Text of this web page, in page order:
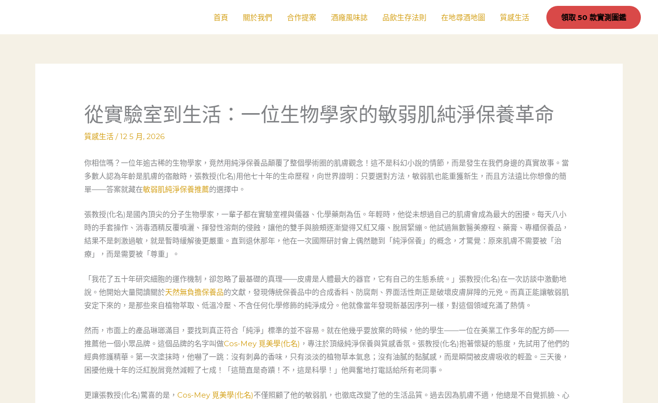
主
首頁 關於我們 合作提案 酒廠風味誌 品飲生存法則 在地尋酒地圖 質感生活 領取 50 款實測圖鑑
從實驗室到生活：一位生物學家的敏弱肌純淨保養革命
質感生活 /12 5 月, 2026
你相信嗎？一位年逾古稀的生物學家，竟然用純淨保養品顛覆了整個學術圈的肌膚觀念！這不是科幻小說的情節，而是發生在我們身邊的真實故事。當
多數人認為年齡是肌膚的宿敵時，張教授(化名)用他七十年的生命歷程，向世界證明：只要選對方法，敏弱肌也能重獲新生，而且方法遠比你想像的簡
單——答案就藏在敏弱肌純淨保養推薦的選擇中。
張教授(化名)是國內頂尖的分子生物學家，一輩子都在實驗室裡與儀器、化學藥劑為伍。年輕時，他從未想過自己的肌膚會成為最大的困擾。每天八小
時的手套操作、消毒酒精反覆噴灑、揮發性溶劑的侵蝕，讓他的雙手與臉頰逐漸變得又紅又癢、脫屑緊繃。他試過無數醫美療程、藥膏、專櫃保養品，
結果不是刺激過敏，就是暫時緩解後更嚴重。直到退休那年，他在一次國際研討會上偶然聽到「純淨保養」的概念，才驚覺：原來肌膚不需要被「治
療」，而是需要被「尊重」。
「我花了五十年研究細胞的運作機制，卻忽略了最基礎的真理——皮膚是人體最大的器官，它有自己的生態系統。」張教授(化名)在一次訪談中激動地
說。他開始大量閱讀關於天然無負擔保養品的文獻，發現傳統保養品中的合成香料、防腐劑、界面活性劑正是破壞皮膚屏障的元兇。而真正能讓敏弱肌
安定下來的，是那些來自植物萃取、低溫冷壓、不含任何化學修飾的純淨成分。他就像當年發現新基因序列一樣，對這個領域充滿了熱情。
然而，市面上的產品琳瑯滿目，要找到真正符合「純淨」標準的並不容易。就在他幾乎要放棄的時候，他的學生——一位在美業工作多年的配方師——
推薦他一個小眾品牌。這個品牌的名字叫做Cos-Mey 覓美學(化名) ，專注於頂級純淨保養與質感香氛。張教授(化名)抱著懷疑的態度，先試用了他們的
經典修護精華。第一次塗抹時，他嚇了一跳：沒有刺鼻的香味，只有淡淡的植物草本氣息；沒有油膩的黏膩感，而是瞬間被皮膚吸收的輕盈。三天後，
困擾他幾十年的泛紅脫屑竟然減輕了七成！「這簡直是奇蹟！不，這是科學！」他興奮地打電話給所有老同事。
更讓張教授(化名)驚喜的是，Cos-Mey 覓美學(化名)不僅照顧了他的敏弱肌，也徹底改變了他的生活品質。過去因為肌膚不適，他總是不自覺抓臉、心